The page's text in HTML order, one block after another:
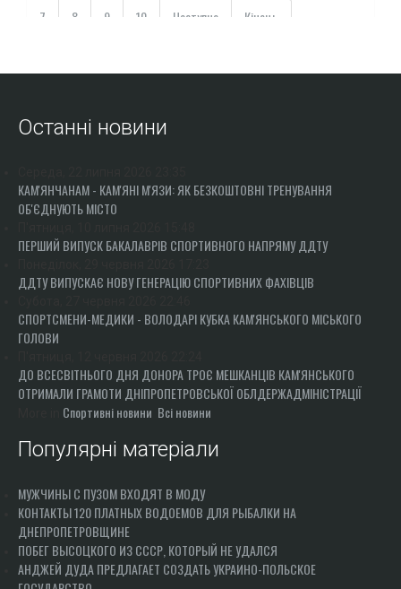
7
8 9 10 Наступна Кінець
Останні новини
КАМ'ЯНЧАНАМ - КАМ'ЯНІ М'ЯЗИ: ЯК БЕЗКОШТОВНІ ТРЕНУВАННЯ
ОБ'ЄДНУЮТЬ МІСТО
ПЕРШИЙ ВИПУСК БАКАЛАВРІВ СПОРТИВНОГО НАПРЯМУ ДДТУ
ДДТУ ВИПУСКАЄ НОВУ ГЕНЕРАЦІЮ СПОРТИВНИХ ФАХІВЦІВ
СПОРТСМЕНИ-МЕДИКИ - ВОЛОДАРІ КУБКА КАМ'ЯНСЬКОГО МІСЬКОГО
ГОЛОВИ
ДО ВСЕСВІТНЬОГО ДНЯ ДОНОРА ТРОЄ МЕШКАНЦІВ КАМ'ЯНСЬКОГО
ОТРИМАЛИ ГРАМОТИ ДНІПРОПЕТРОВСЬКОЇ ОБЛДЕРЖАДМІНІСТРАЦІЇ
Спортивні новини Всі новини
Популярні матеріали
МУЖЧИНЫ С ПУЗОМ ВХОДЯТ В МОДУ
КОНТАКТЫ 120 ПЛАТНЫХ ВОДОЕМОВ ДЛЯ РЫБАЛКИ НА
ДНЕПРОПЕТРОВЩИНЕ
ПОБЕГ ВЫСОЦКОГО ИЗ СССР, КОТОРЫЙ НЕ УДАЛСЯ
АНДЖЕЙ ДУДА ПРЕДЛАГАЕТ СОЗДАТЬ УКРАИНО-ПОЛЬСКОЕ